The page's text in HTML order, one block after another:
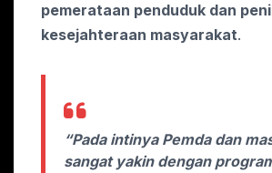
pemerataan penduduk dan
kesejahteraan masyarakat.
“Pada intinya Pemda dan
sangat yakin dengan